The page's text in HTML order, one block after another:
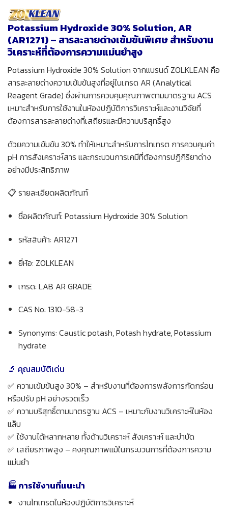
Potassium Hydroxide 30% Solution, AR
(AR1271) – สารละลายด่างเข้มข้นพิเศษ สำหรับงาน
วิเคราะห์ที่ต้องการความแม่นยำสูง
Potassium Hydroxide 30% Solution จากแบรนด์ ZOLKLEAN คือ
สารละลายด่างความเข้มข้นสูงที่อยู่ในเกรด AR (Analytical
Reagent Grade) ซึ่งผ่านการควบคุมคุณภาพตามมาตรฐาน ACS
เหมาะสำหรับการใช้งานในห้องปฏิบัติการวิเคราะห์และงานวิจัยที่
ต้องการสารละลายด่างที่เสถียรและมีความบริสุทธิ์สูง
ด้วยความเข้มข้น 30% ทำให้เหมาะสำหรับการไทเทรต การควบคุมค่า
pH การสังเคราะห์สาร และกระบวนการเคมีที่ต้องการปฏิกิริยาด่าง
อย่างมีประสิทธิภาพ
📋 รายละเอียดผลิตภัณฑ์
ชื่อผลิตภัณฑ์: Potassium Hydroxide 30% Solution
รหัสสินค้า: AR1271
ยี่ห้อ: ZOLKLEAN
เกรด: LAB AR GRADE
CAS No: 1310-58-3
Synonyms: Caustic potash, Potash hydrate, Potassium
hydrate
🔬 คุณสมบัติเด่น
✅ ความเข้มข้นสูง 30% – สำหรับงานที่ต้องการพลังการกัดกร่อน
หรือปรับ pH อย่างรวดเร็ว
✅ ความบริสุทธิ์ตามมาตรฐาน ACS – เหมาะกับงานวิเคราะห์ในห้อง
แล็บ
✅ ใช้งานได้หลากหลาย ทั้งด้านวิเคราะห์ สังเคราะห์ และบำบัด
✅ เสถียรภาพสูง – คงคุณภาพแม้ในกระบวนการที่ต้องการความ
แม่นยำ
🏭 การใช้งานที่แนะนำ
งานไทเทรตในห้องปฏิบัติการวิเคราะห์